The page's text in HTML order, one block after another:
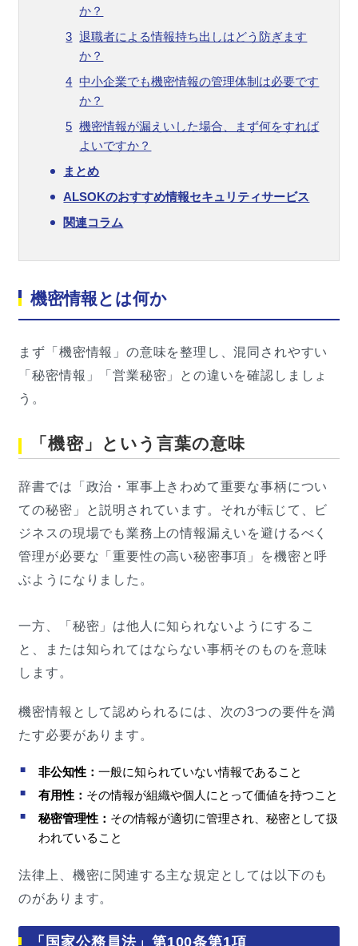
か？
退職者による情報持ち出しはどう防ぎます
か？
中小企業でも機密情報の管理体制は必要です
か？
機密情報が漏えいした場合、まず何をすれば
よいですか？
まとめ
ALSOKのおすすめ情報セキュリティサービス
関連コラム
機密情報とは何か
まず「機密情報」の意味を整理し、混同されやすい
「秘密情報」「営業秘密」との違いを確認しましょ
う。
「機密」という言葉の意味
辞書では「政治・軍事上きわめて重要な事柄につい
ての秘密」と説明されています。それが転じて、ビ
ジネスの現場でも業務上の情報漏えいを避けるべく
管理が必要な「重要性の高い秘密事項」を機密と呼
ぶようになりました。
一方、「秘密」は他人に知られないようにするこ
と、または知られてはならない事柄そのものを意味
します。
機密情報として認められるには、次の3つの要件を満
たす必要があります。
非公知性：一般に知られていない情報であること
有用性： その情報が組織や個人にとって価値を持つこと
秘密管理性： その情報が適切に管理され、秘密として扱
われていること
法律上、機密に関連する主な規定としては以下のも
のがあります。
「国家公務員法」第100条第1項